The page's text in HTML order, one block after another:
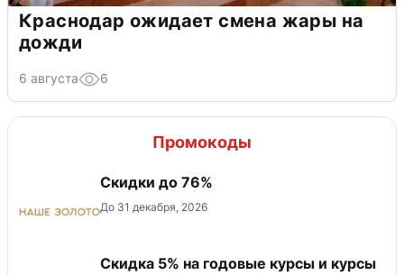
Краснодар ожидает смена жары на
дожди
6 августа 6
Промокоды
Скидки до 76%
До 31 декабря, 2026
Скидка 5% на годовые курсы и курсы